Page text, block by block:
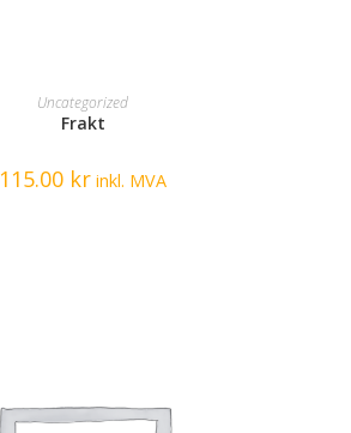
READ MORE
Uncategorized
Frakt
115.00 kr inkl. MVA